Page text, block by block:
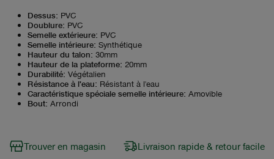
Dessus: PVC
Doublure: PVC
Semelle extérieure: PVC
Semelle intérieure: Synthétique
Hauteur du talon: 30mm
Hauteur de la plateforme: 20mm
Durabilité: Végétalien
Résistance à l'eau: Résistant à l'eau
Caractéristique spéciale semelle intérieure: Amovible
Bout: Arrondi
Trouver en magasin Livraison rapide & retour facile